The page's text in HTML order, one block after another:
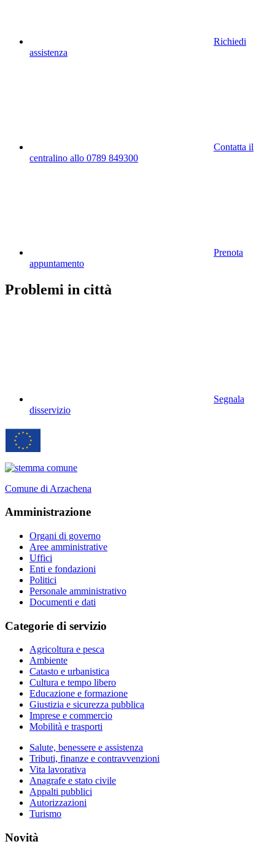
Richiedi
assistenza
Contatta il
centralino allo 0789 849300
Prenota
appuntamento
Problemi in città
Segnala
disservizio
Comune di Arzachena
Amministrazione
Organi di governo
Aree amministrative
Uffici
Enti e fondazioni
Politici
Personale amministrativo
Documenti e dati
Categorie di servizio
Agricoltura e pesca
Ambiente
Catasto e urbanistica
Cultura e tempo libero
Educazione e formazione
Giustizia e sicurezza pubblica
Imprese e commercio
Mobilità e trasporti
Salute, benessere e assistenza
Tributi, finanze e contravvenzioni
Vita lavorativa
Anagrafe e stato civile
Appalti pubblici
Autorizzazioni
Turismo
Novità